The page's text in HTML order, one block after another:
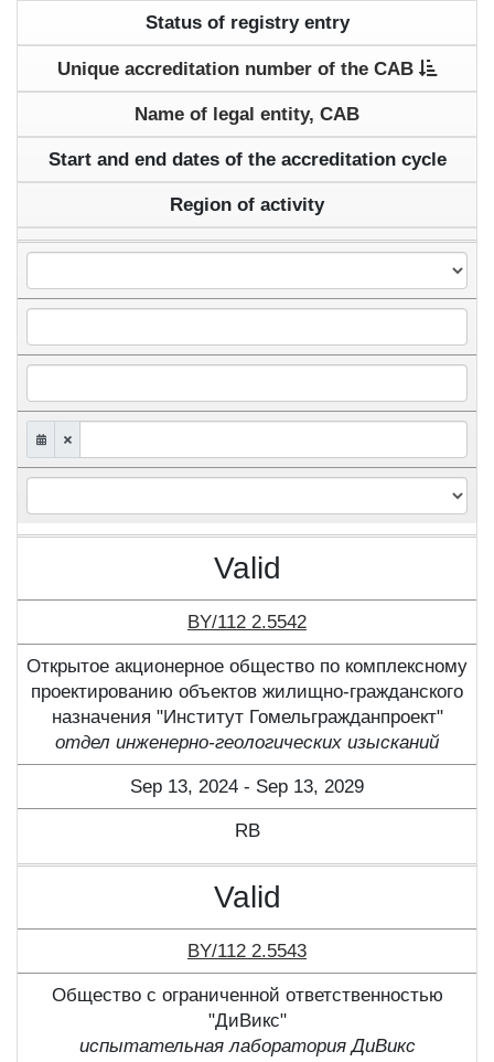
Status of registry entry
Unique accreditation number of the CAB
Name of legal entity, CAB
Start and end dates of the accreditation cycle
Region of activity
Valid
BY/112 2.5542
Открытое акционерное общество по комплексному
проектированию объектов жилищно-гражданского
назначения "Институт Гомельгражданпроект"
отдел инженерно-геологических изысканий
Sep 13, 2024 - Sep 13, 2029
RB
Valid
BY/112 2.5543
Общество с ограниченной ответственностью
"ДиВикс"
испытательная лаборатория ДиВикс